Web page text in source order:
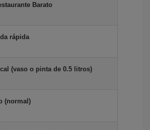
Barato
rápida
(vaso o pinta de 0.5 litros)
(normal)